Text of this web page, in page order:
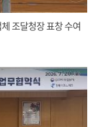
조달청장 표창 수여